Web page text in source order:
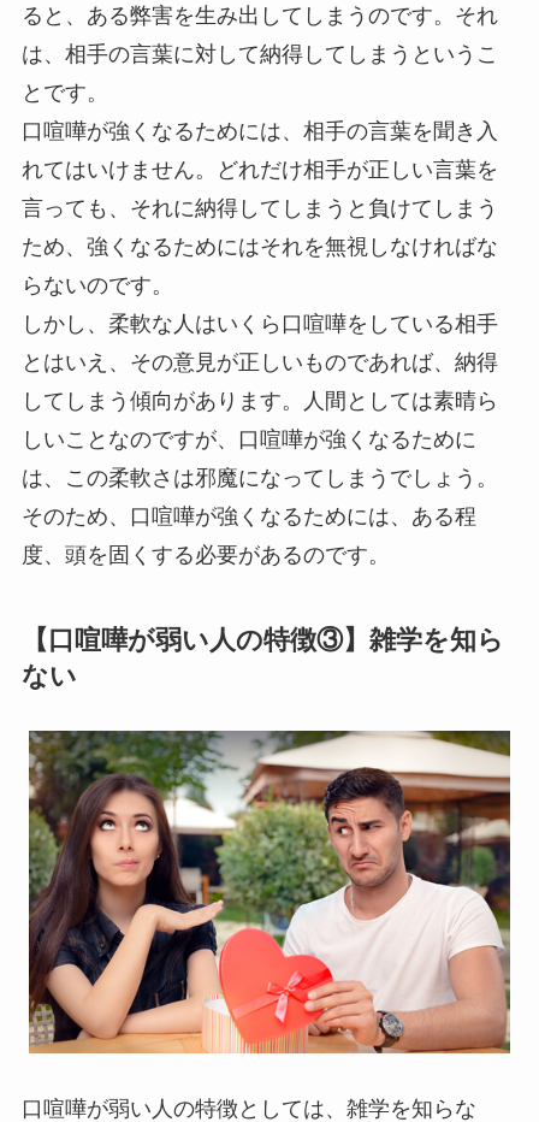
ると、ある弊害を生み出してしまうのです。それ
は、 相手の言葉に対して納得してしまう というこ
とです。
口喧嘩が強くなるためには、相手の言葉を聞き入
れてはいけません。どれだけ相手が正しい言葉を
言っても、それに納得してしまうと負けてしまう
ため、強くなるためにはそれを無視しなければな
らないのです。
しかし、柔軟な人はいくら口喧嘩をしている相手
とはいえ、その意見が正しいものであれば、納得
してしまう傾向があります。人間としては素晴ら
しいことなのですが、
口喧嘩が強くなるために
は、この柔軟さは邪魔になってしまうでしょう。
そのため、口喧嘩が強くなるためには、ある程
度、頭を固くする必要があるのです。
【口喧嘩が弱い人の特徴③】雑学を知ら
ない
口喧嘩が弱い人の特徴としては、雑学を知らな